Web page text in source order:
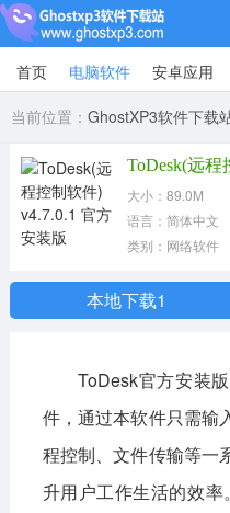
Win10专业版
Win10纯净版
Win11系统
win11下载64位
安卓游戏
动作射击
角色扮演
首页 电脑软件 安卓应用
当前位置： GhostXP3软件下载
大小：89.0M
语言：简体中文
类别：网络软件
本地下载1
ToDesk官方安装
件，通过本软件只需输
程控制、文件传输等一
升用户工作生活的效